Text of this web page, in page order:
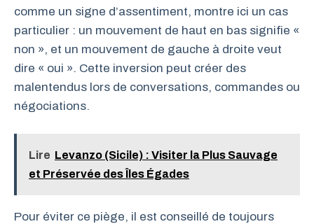
comme un signe d’assentiment, montre ici un cas
particulier : un mouvement de haut en bas signifie «
non », et un mouvement de gauche à droite veut
dire « oui ». Cette inversion peut créer des
malentendus lors de conversations, commandes ou
négociations.
Lire Levanzo (Sicile) : Visiter la Plus Sauvage
et Préservée des Îles Égades
Pour éviter ce piège, il est conseillé de toujours